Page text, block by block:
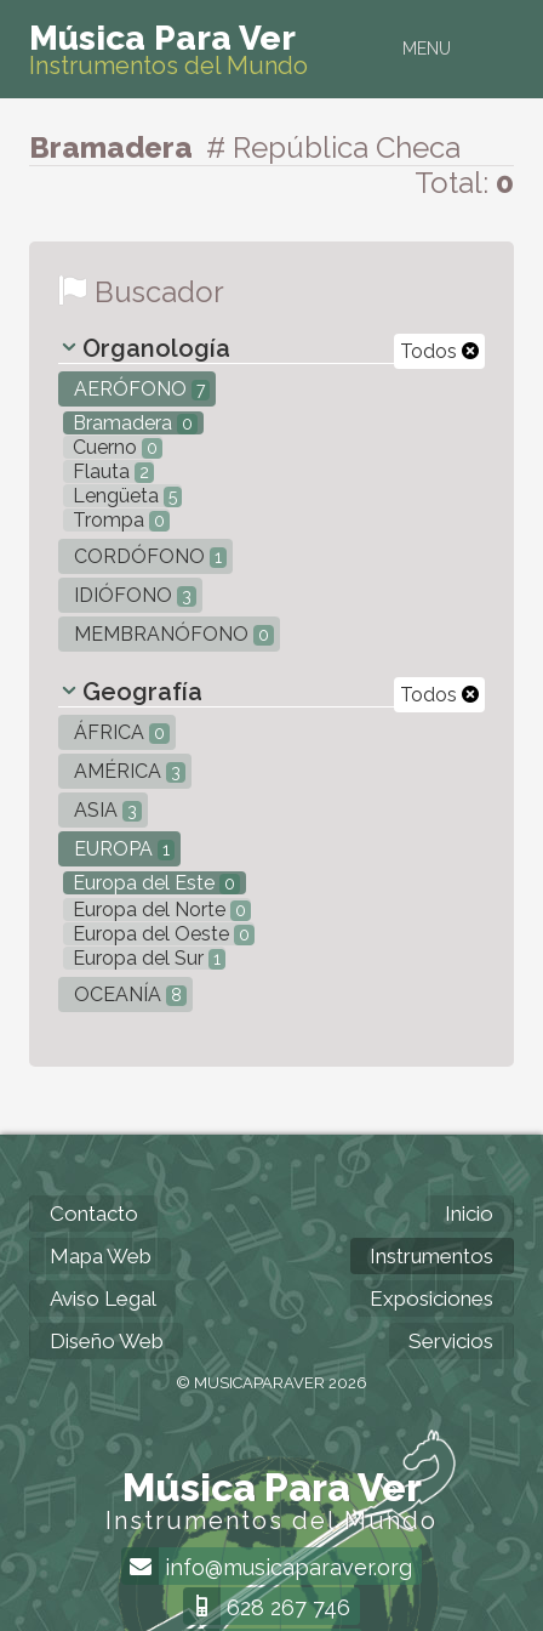
MENU
Música Para Ver
Instrumentos del Mundo
Bramadera # República Checa
Total: 0
Buscador
Todos
Organología
AERÓFONO 7
Bramadera 0
Cuerno 0
Flauta 2
Lengüeta 5
Trompa 0
CORDÓFONO 1
IDIÓFONO 3
MEMBRANÓFONO 0
Todos
Geografía
ÁFRICA 0
AMÉRICA 3
ASIA 3
EUROPA 1
Europa del Este 0
Europa del Norte 0
Europa del Oeste 0
Europa del Sur 1
OCEANÍA 8
Contacto
Mapa Web
Aviso Legal
Diseño Web
Inicio
Instrumentos
Exposiciones
Servicios
© MUSICAPARAVER 2026
Música Para Ver
Instrumentos del Mundo
info@musicaparaver.org
628 267 746